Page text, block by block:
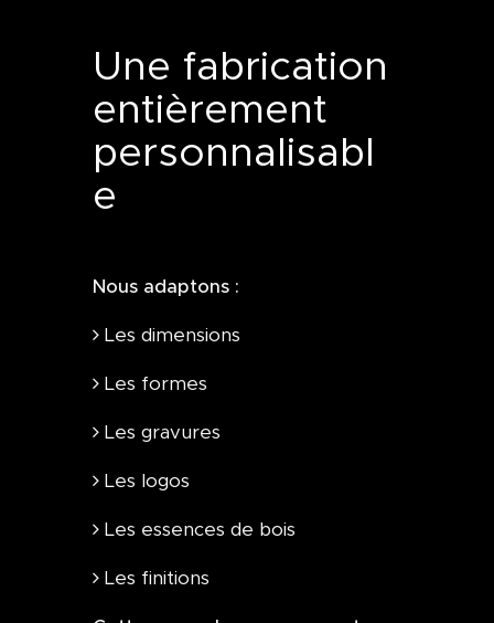
Une fabrication
entièrement
personnalisabl
e
Nous adaptons :
Les dimensions
Les formes
Les gravures
Les logos
Les essences de bois
Les finitions